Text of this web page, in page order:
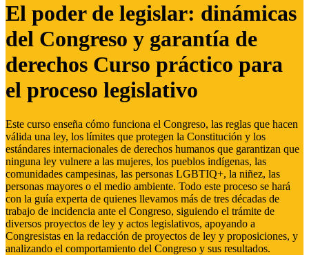
El poder de legislar: dinámicas
del Congreso y garantía de
derechos Curso práctico para
el proceso legislativo
Este curso enseña cómo funciona el Congreso, las reglas que hacen
válida una ley, los límites que protegen la Constitución y los
estándares internacionales de derechos humanos que garantizan que
ninguna ley vulnere a las mujeres, los pueblos indígenas, las
comunidades campesinas, las personas LGBTIQ+, la niñez, las
personas mayores o el medio ambiente. Todo este proceso se hará
con la guía experta de quienes llevamos más de tres décadas de
trabajo de incidencia ante el Congreso, siguiendo el trámite de
diversos proyectos de ley y actos legislativos, apoyando a
Congresistas en la redacción de proyectos de ley y proposiciones, y
analizando el comportamiento del Congreso y sus resultados.